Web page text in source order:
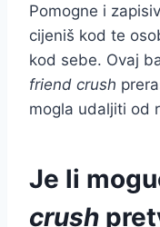
Pomogne i
cijeniš kod te
kod sebe. Ovaj
friend crush
mogla udaljiti od
Je li
crush